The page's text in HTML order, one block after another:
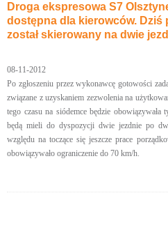
Droga ekspresowa S7
dostępna dla kierowców. Dziś
został skierowany na dwie
08-11-2012
Po zgłoszeniu przez wykonawcę gotowości
związane z uzyskaniem zezwolenia na
tego czasu na siódemce będzie
będą mieli do dyspozycji dwie jezdnie po
względu na toczące się jeszcze prace
obowiązywało ograniczenie do 70 km/h.